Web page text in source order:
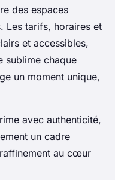
des espaces
Les tarifs, horaires et
et accessibles,
sublime chaque
un moment unique,
avec authenticité,
un cadre
au cœur